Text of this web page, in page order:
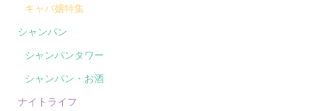
キャバ嬢特集
シャンパン
シャンパンタワー
シャンパン・お酒
ナイトライフ